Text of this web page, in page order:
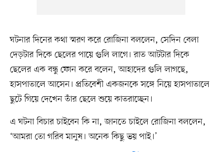
ঘটনার দিনের কথা স্মরণ করে রোজিনা বললেন, সেদিন বেলা
দেড়টার দিকে ছেলের পায়ে গুলি লাগে। রাত আটটার দিকে
ছেলের এক বন্ধু ফোন করে বলেন, আহাদের গুলি লাগছে,
হাসপাতালে আসেন। প্রতিবেশী একজনকে সঙ্গে নিয়ে হাসপাতালে
ছুটে গিয়ে দেখেন তাঁর ছেলে শুয়ে কাতরাচ্ছেন।
এ ঘটনা বিচার চাইবেন কি না, জানতে চাইলে রোজিনা বললেন,
‘আমরা তো গরিব মানুষ। অনেক কিছু ভয় পাই।’